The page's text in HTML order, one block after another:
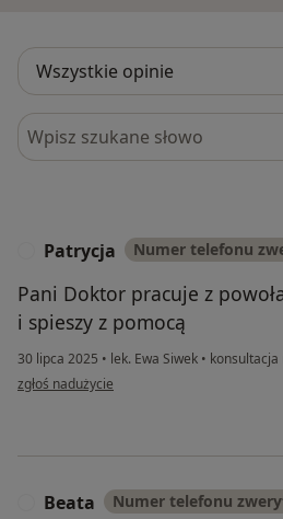
Szukaj w opiniach
Patrycja Numer telefonu
Pani Doktor pracuje z
i spieszy z pomocą
30 lipca 2025 • lek. Ewa Siwek •
w opinii użytkownika Patrycja
zgłoś nadużycie
Beata Numer telefonu